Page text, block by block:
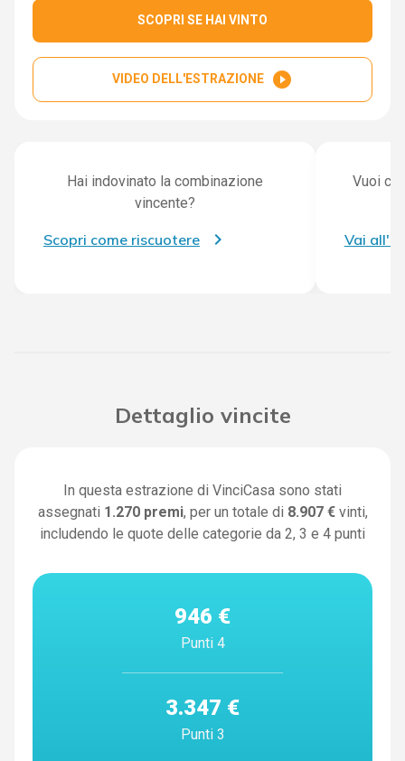
SCOPRI SE HAI VINTO
VIDEO DELL'ESTRAZIONE play_circle_filled
Hai indovinato la combinazione
vincente?
Scopri come riscuotere
Vuoi
Vai
Dettaglio vincite
In questa estrazione di VinciCasa sono stati
assegnati 1.270 premi, per un totale di 8.907 €vinti,
includendo le quote delle categorie da 2, 3 e 4 punti
946 €
Punti 4
3.347 €
Punti 3